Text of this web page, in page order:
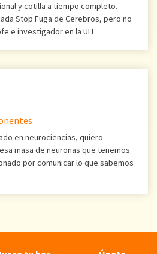
y cotilla a tiempo completo.
Stop Fuga de Cerebros, pero no
e investigador en la ULL.
en neurociencias, quiero
masa de neuronas que tenemos
por comunicar lo que sabemos